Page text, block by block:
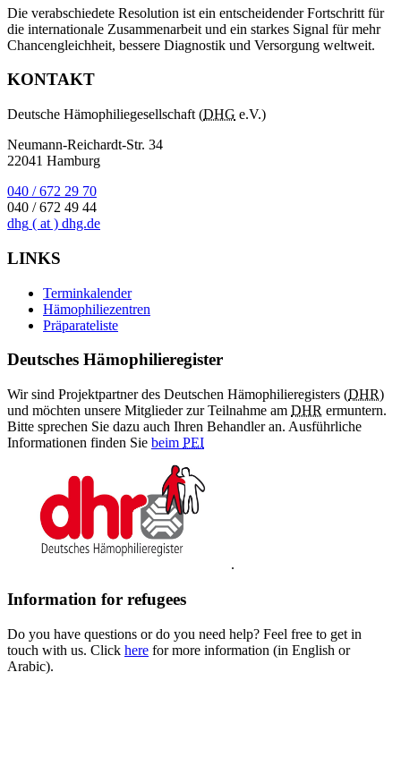
Die verabschiedete Resolution ist ein entscheidender Fortschritt für
die internationale Zusammenarbeit und ein starkes Signal für mehr
Chancengleichheit, bessere Diagnostik und Versorgung weltweit.
KONTAKT
Deutsche Hämophiliegesellschaft (DHG e.V.)
Neumann-Reichardt-Str. 34
22041 Hamburg
040 / 672 29 70
040 / 672 49 44
dhg ( at ) dhg.de
LINKS
Terminkalender
Hämophiliezentren
Präparateliste
Deutsches Hämophilieregister
Wir sind Projektpartner des Deutschen Hämophilieregisters (DHR)
und möchten unsere Mitglieder zur Teilnahme am DHR ermuntern.
Bitte sprechen Sie dazu auch Ihren Behandler an. Ausführliche
Informationen finden Sie beim PEI
.
Information for refugees
Do you have questions or do you need help? Feel free to get in
touch with us. Click here for more information (in English or
Arabic).